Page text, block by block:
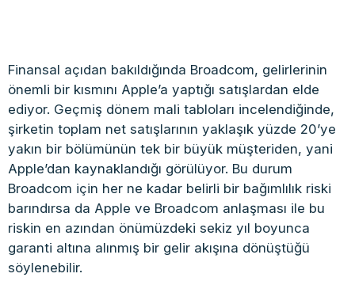
Finansal açıdan bakıldığında Broadcom, gelirlerinin
önemli bir kısmını Apple’a yaptığı satışlardan elde
ediyor. Geçmiş dönem mali tabloları incelendiğinde,
şirketin toplam net satışlarının yaklaşık yüzde 20’ye
yakın bir bölümünün tek bir büyük müşteriden, yani
Apple’dan kaynaklandığı görülüyor. Bu durum
Broadcom için her ne kadar belirli bir bağımlılık riski
barındırsa da Apple ve Broadcom anlaşması ile bu
riskin en azından önümüzdeki sekiz yıl boyunca
garanti altına alınmış bir gelir akışına dönüştüğü
söylenebilir.